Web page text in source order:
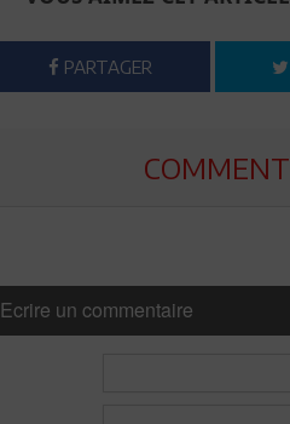
PARTAGER
Ecrire un commentaire